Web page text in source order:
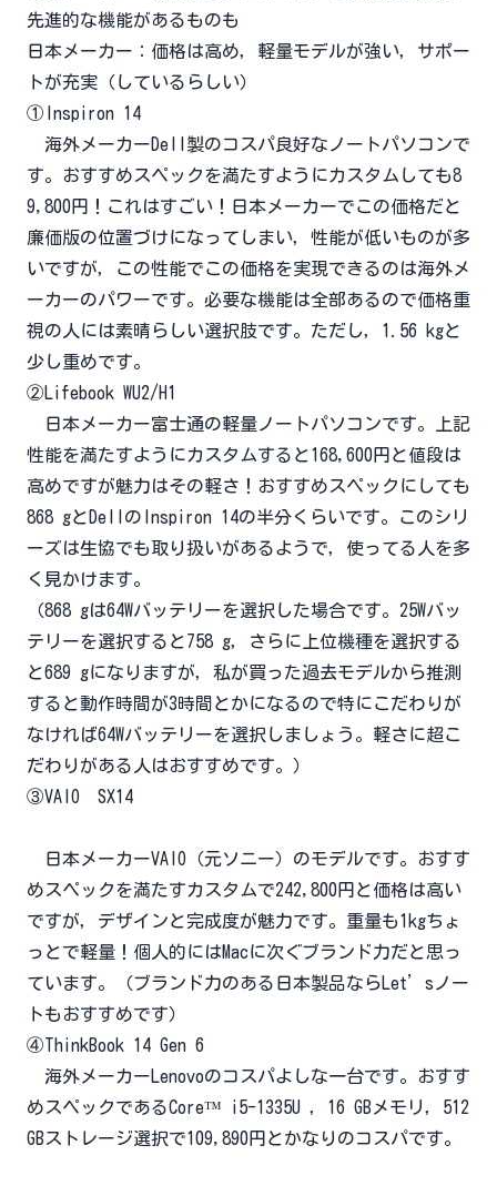
先進的な機能があるものも
日本メーカー：価格は高め，軽量モデルが強い，サポー
トが充実（しているらしい）
①Inspiron 14
海外メーカーDell製のコスパ良好なノートパソコンで
す。おすすめスペックを満たすようにカスタムしても8
9,800円！これはすごい！日本メーカーでこの価格だと
廉価版の位置づけになってしまい，性能が低いものが多
いですが，この性能でこの価格を実現できるのは海外メ
ーカーのパワーです。必要な機能は全部あるので価格重
視の人には素晴らしい選択肢です。ただし，1.56 kgと
少し重めです。
②Lifebook WU2/H1
日本メーカー富士通の軽量ノートパソコンです。上記
性能を満たすようにカスタムすると168,600円と値段は
高めですが魅力はその軽さ！おすすめスペックにしても
868 gとDellのInspiron 14の半分くらいです。このシリ
ーズは生協でも取り扱いがあるようで，使ってる人を多
く見かけます。
（868 gは64Wバッテリーを選択した場合です。25Wバッ
テリーを選択すると758 g，さらに上位機種を選択する
と689 gになりますが，私が買った過去モデルから推測
すると動作時間が3時間とかになるので特にこだわりが
なければ64Wバッテリーを選択しましょう。軽さに超こ
だわりがある人はおすすめです。）
③VAIO SX14
日本メーカーVAIO（元ソニー）のモデルです。おすす
めスペックを満たすカスタムで242,800円と価格は高い
ですが，デザインと完成度が魅力です。重量も1kgちょ
っとで軽量！個人的にはMacに次ぐブランド力だと思っ
ています。（ブランド力のある日本製品ならLet’sノー
トもおすすめです）
④ThinkBook 14 Gen 6
海外メーカーLenovoのコスパよしな一台です。おすす
めスペックであるCore™ i5-1335U ，16 GBメモリ，512
GBストレージ選択で109,890円とかなりのコスパです。